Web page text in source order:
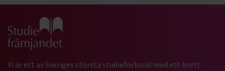
Gå till studiefrämjandets startsida
Vi är ett av Sveriges största studieförbund med ett brett